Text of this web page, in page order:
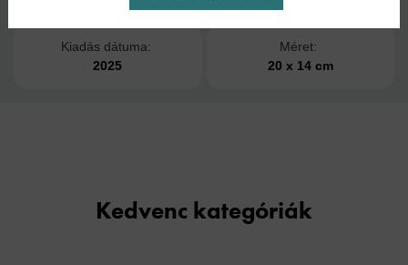
Kiadás dátuma:
2025
Méret:
20 x 14 cm
Kedvenc kategóriák